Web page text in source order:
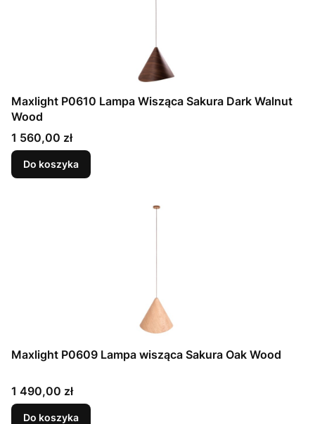
Maxlight P0610 Lampa Wisząca Sakura Dark Walnut
Wood
Cena
1 560,00 zł
Do koszyka
Maxlight P0609 Lampa wisząca Sakura Oak Wood
Cena
1 490,00 zł
Do koszyka